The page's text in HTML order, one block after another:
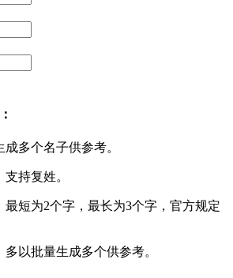
多个名子供参考。
持复姓。
最短为2个字，最长为3个字，官方规定
以批量生成多个供参考。